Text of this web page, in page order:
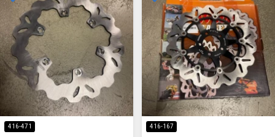
416-471 416-167